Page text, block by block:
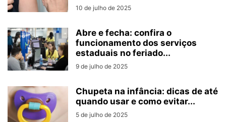
10 de julho de 2025
Abre e fecha: confira o
funcionamento dos serviços
estaduais no feriado...
9 de julho de 2025
Chupeta na infância: dicas de até
quando usar e como evitar...
5 de julho de 2025